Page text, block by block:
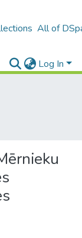
All of
Log In